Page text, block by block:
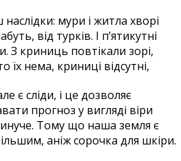
мури і житла хворі
від турків. І п’ятикутні
З криниць повтікали зорі,
їх нема, криниці відсутні,
є сліди, і це дозволяє
прогноз у вигляді віри
Тому що наша земля є
аніж сорочка для шкіри.